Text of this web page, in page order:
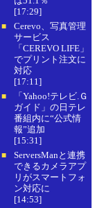
[17:29]
■
Cerevo、写真管理
サービス
「CEREVO LIFE」
でプリント注文に
対応
[17:11]
■
「Yahoo!テレビ.Ｇ
ガイド」の日テレ
番組内に“公式情
報”追加
[15:31]
■
ServersManと連携
できるカメラアプ
リがスマートフォ
ン対応に
[14:53]